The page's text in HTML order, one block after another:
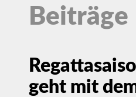
Beiträge
geht mit